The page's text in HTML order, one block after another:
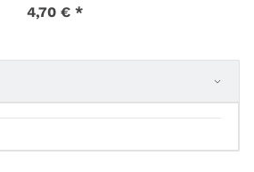
4,70 € *